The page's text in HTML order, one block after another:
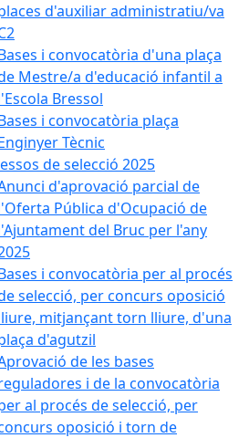
d'auxiliar administratiu/va
i convocatòria d'una plaça
Mestre/a d'educació infantil a
Bressol
i convocatòria plaça
Tècnic
de selecció 2025
d'aprovació parcial de
Pública d'Ocupació de
del Bruc per l'any
i convocatòria per al procés
selecció, per concurs oposició
mitjançant torn lliure, d'una
d'agutzil
de les bases
i de la convocatòria
al procés de selecció, per
oposició i torn de